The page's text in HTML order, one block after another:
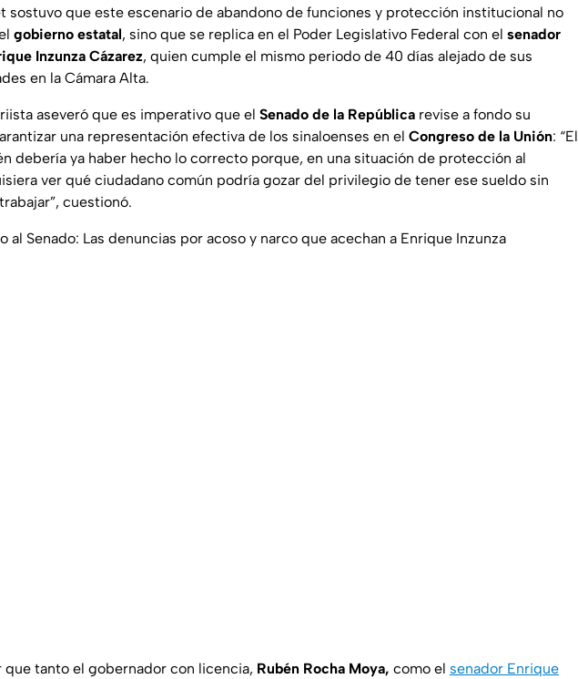
sostuvo que este escenario de abandono de funciones y protección institucional no
gobierno estatal, sino que se replica en el Poder Legislativo Federal con el senador
Inzunza Cázarez, quien cumple el mismo periodo de 40 días alejado de sus
en la Cámara Alta.
aseveró que es imperativo que el Senado de la República revise a fondo su
una representación efectiva de los sinaloenses en el Congreso de la Unión: “El
debería ya haber hecho lo correcto porque, en una situación de protección al
ver qué ciudadano común podría gozar del privilegio de tener ese sueldo sin
, cuestionó.
al Senado: Las denuncias por acoso y narco que acechan a Enrique Inzunza
que tanto el gobernador con licencia, Rubén Rocha Moya, como el senador Enrique